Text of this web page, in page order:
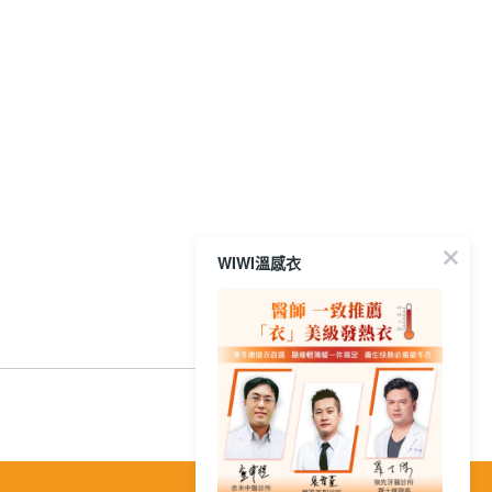
結帳
繁│简
WIWI溫感衣